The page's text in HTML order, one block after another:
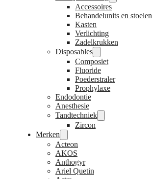
Accessoires
Behandelunits en stoelen
Kasten
Verlichting
Zadelkrukken
Disposables
Composiet
Fluoride
Poederstraler
Prophylaxe
Endodontie
Anesthesie
Tandtechniek
Zircon
Merken
Acteon
AKOS
Anthogyr
Ariel Quetin